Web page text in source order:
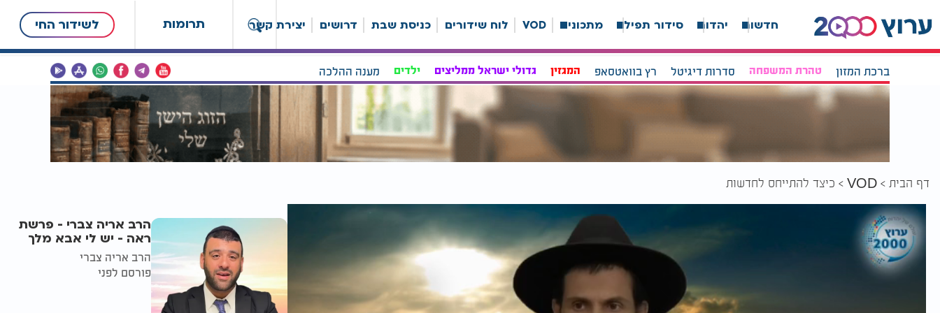
תרומות לשידור החי חדשות יהדות סידור תפילה מתכונים VOD לוח שידורים כניסת שבת דרושים יצירת קשר
ברכת המזון טהרת המשפחה סדרות דיגיטל רץ בוואטסאפ המגזין גדולי ישראל ממליצים ילדים מענה ההלכה
דף הבית VOD כיצד להתייחס לחדשות
הרב אריה צברי - פרשת
ראה - יש לי אבא מלך
הרב אריה צברי
פורסם לפני